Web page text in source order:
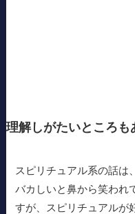
理解しがたいところ
スピリチュアル系の話は
バカしいと鼻から笑われ
すが、スピリチュアルが